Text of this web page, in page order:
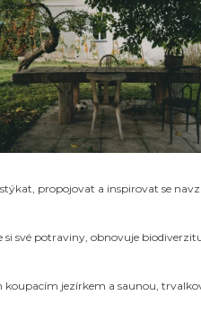
propojovat a inspirovat se
si své potraviny, obnovuje
jezírkem a saunou,